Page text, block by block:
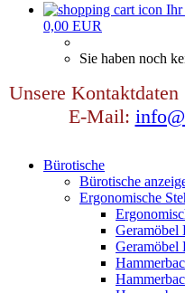
Ihr
0,00 EUR
Sie haben noch
Unsere
E-Mail:
Bürotische
Bürotische
Ergonomische
Geramöbel
Geramöbel